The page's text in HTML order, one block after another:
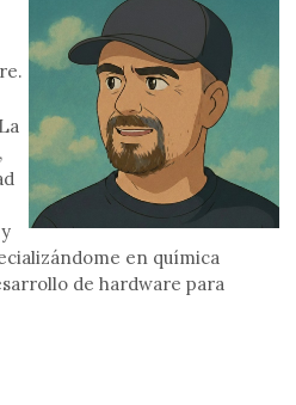
en química
de hardware para